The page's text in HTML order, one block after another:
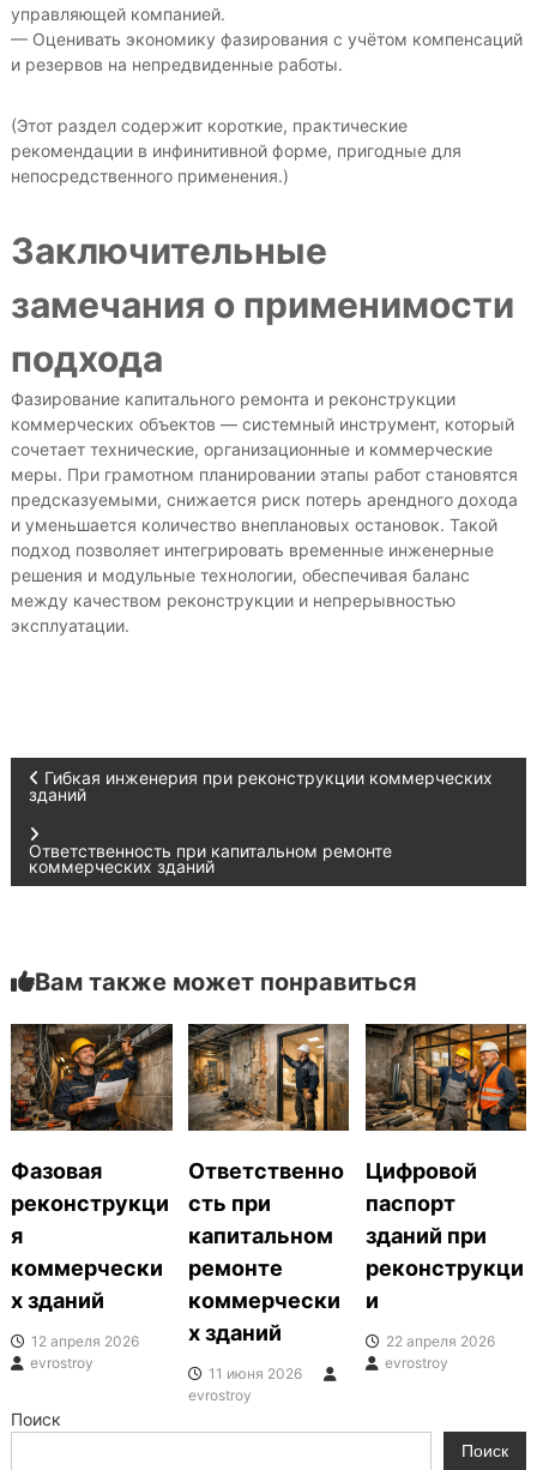
управляющей компанией.
— Оценивать экономику фазирования с учётом компенсаций
и резервов на непредвиденные работы.
(Этот раздел содержит короткие, практические
рекомендации в инфинитивной форме, пригодные для
непосредственного применения.)
Заключительные
замечания о применимости
подхода
Фазирование капитального ремонта и реконструкции
коммерческих объектов — системный инструмент, который
сочетает технические, организационные и коммерческие
меры. При грамотном планировании этапы работ становятся
предсказуемыми, снижается риск потерь арендного дохода
и уменьшается количество внеплановых остановок. Такой
подход позволяет интегрировать временные инженерные
решения и модульные технологии, обеспечивая баланс
между качеством реконструкции и непрерывностью
эксплуатации.
Н
в
г
а
ц
и
я
п
о
з
а
Гибкая инженерия при реконструкции коммерческих
зданий
Ответственность при капитальном ремонте
коммерческих зданий
Вам также может понравиться
Фазовая
реконструкци
я
коммерчески
х зданий
12 апреля 2026
evrostroy
Ответственно
сть при
капитальном
ремонте
коммерчески
х зданий
11 июня 2026
evrostroy
Цифровой
паспорт
зданий при
реконструкци
и
22 апреля 2026
evrostroy
Поиск
Поиск